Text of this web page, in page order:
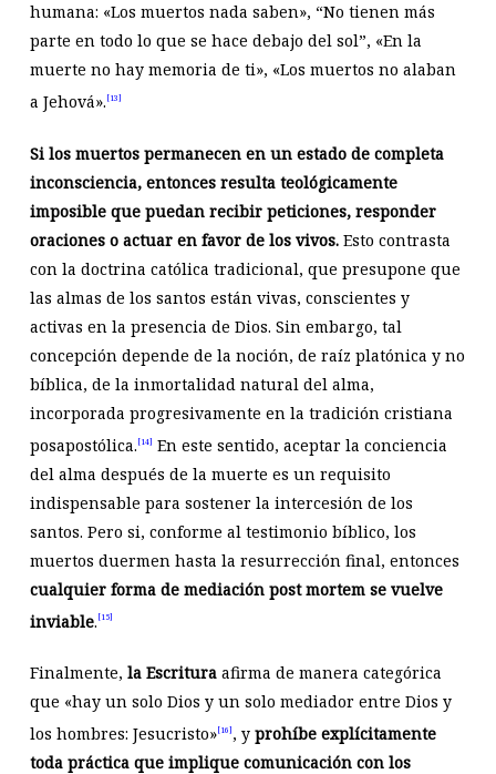
humana: «Los muertos nada saben», “No tienen más
parte en todo lo que se hace debajo del sol”, «En la
muerte no hay memoria de ti», «Los muertos no alaban
a Jehová». [13]
Si los muertos permanecen en un estado de completa
inconsciencia, entonces resulta teológicamente
imposible que puedan recibir peticiones, responder
oraciones o actuar en favor de los vivos.Esto contrasta
con la doctrina católica tradicional, que presupone que
las almas de los santos están vivas, conscientes y
activas en la presencia de Dios. Sin embargo, tal
concepción depende de la noción, de raíz platónica y no
bíblica, de la inmortalidad natural del alma,
incorporada progresivamente en la tradición cristiana
posapostólica. [14]
En este sentido, aceptar la conciencia
del alma después de la muerte es un requisito
indispensable para sostener la intercesión de los
santos. Pero si, conforme al testimonio bíblico, los
muertos duermen hasta la resurrección final, entonces
cualquier forma de mediación post mortem se vuelve
inviable. [15]
Finalmente, la Escrituraafirma de manera categórica
que «hay un solo Dios y un solo mediador entre Dios y
los hombres: Jesucristo» [16] , y prohíbe explícitamente
toda práctica que implique comunicación con los